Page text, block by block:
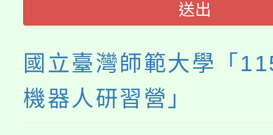
送出
國立臺灣師範大學「
機器人研習營」